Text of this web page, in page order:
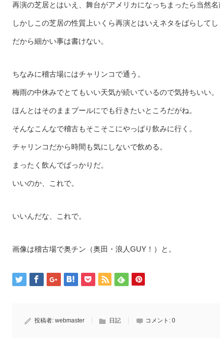
再演の芝居とはいえ、舞台がアメリカになっちまったら当然
しかしこの芝居の性質上いくら再演とはいえネタをばらして
だから細かい事は書けない。
ちなみに稽古場にはチャリンコで通う。
梅雨の中休みでとてもいい天気が続いているので気持ちいい。
ほんとはそのままプールにでも行きたいところだがね。
そんなこんなで稽古もそこそこにやっぱり飲みに行く。
チャリンコだから時間も気にしないで飲める。
まったく飲んでばっかりだ。
いいのか、これで。
いいんだな、これで。
画像は稽古場で奥チン（奥田・浪人GUY！）と。
投稿者: webmaster 日記 コメント: 0